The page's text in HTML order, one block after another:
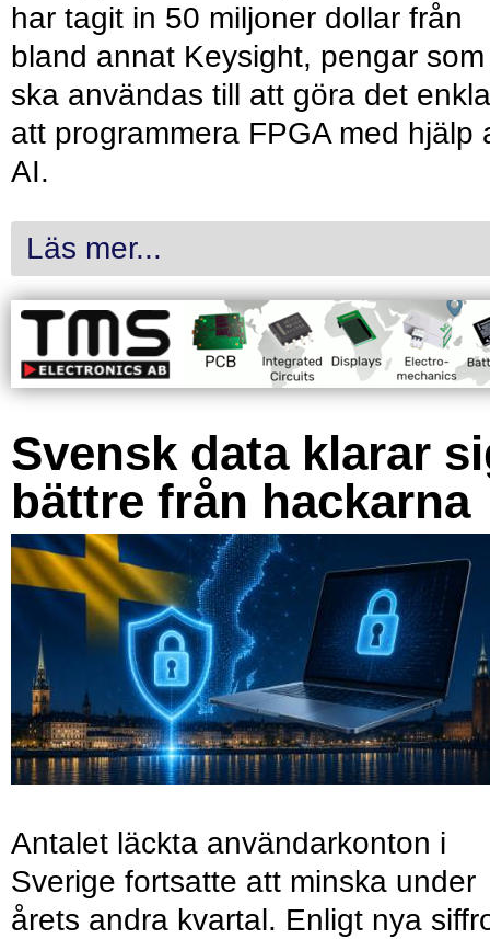
har tagit in 50 miljoner dollar från
bland annat Keysight, pengar som
ska användas till att göra det
att programmera FPGA med hjälp
AI.
Läs mer...
Svensk data klarar
bättre från hackarna
Antalet läckta användarkonton i
Sverige fortsatte att minska under
årets andra kvartal. Enligt nya